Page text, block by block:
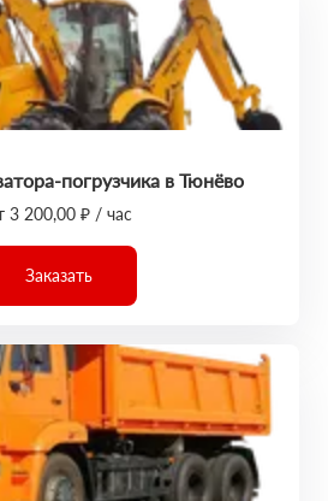
погрузчика в Тюнёво
3 200,00 ₽ / час
Заказать